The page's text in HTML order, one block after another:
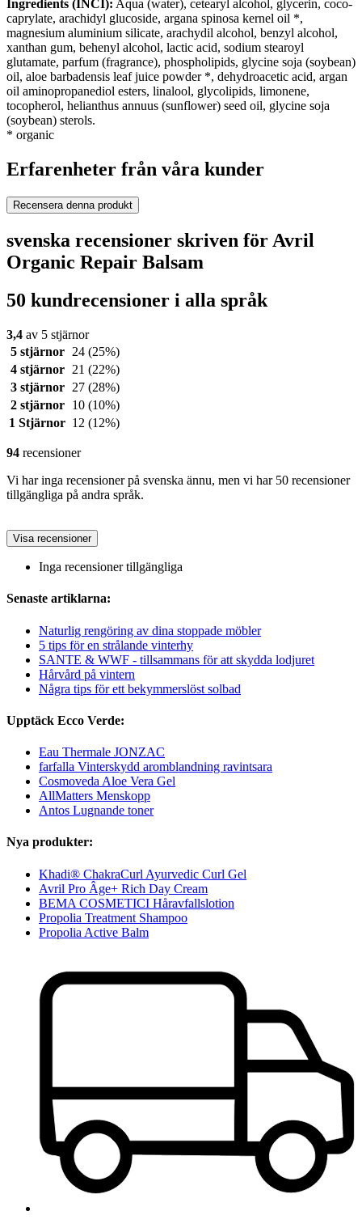
Ingredients (INCI): Aqua (water), cetearyl alcohol, glycerin, coco-
caprylate, arachidyl glucoside, argana spinosa kernel oil *,
magnesium aluminium silicate, arachydil alcohol, benzyl alcohol,
xanthan gum, behenyl alcohol, lactic acid, sodium stearoyl
glutamate, parfum (fragrance), phospholipids, glycine soja (soybean)
oil, aloe barbadensis leaf juice powder *, dehydroacetic acid, argan
oil aminopropanediol esters, linalool, glycolipids, limonene,
tocopherol, helianthus annuus (sunflower) seed oil, glycine soja
(soybean) sterols.
* organic
Erfarenheter från våra kunder
Recensera denna produkt
svenska recensioner skriven för Avril
Organic Repair Balsam
50 kundrecensioner i alla språk
3,4 av 5 stjärnor
5 stjärnor
24 (25%)
4 stjärnor
21 (22%)
3 stjärnor
27 (28%)
2 stjärnor
10 (10%)
1 Stjärnor 12 (12%)
94 recensioner
Vi har inga recensioner på svenska ännu, men vi har 50 recensioner
tillgängliga på andra språk.
Visa recensioner
Inga recensioner tillgängliga
Senaste artiklarna:
Naturlig rengöring av dina stoppade möbler
5 tips för en strålande vinterhy
SANTE & WWF - tillsammans för att skydda lodjuret
Hårvård på vintern
Några tips för ett bekymmerslöst solbad
Upptäck Ecco Verde:
Eau Thermale JONZAC
farfalla Vinterskydd aromblandning ravintsara
Cosmoveda Aloe Vera Gel
AllMatters Menskopp
Antos Lugnande toner
Nya produkter:
Khadi® ChakraCurl Ayurvedic Curl Gel
Avril Pro Âge+ Rich Day Cream
BEMA COSMETICI Håravfallslotion
Propolia Treatment Shampoo
Propolia Active Balm